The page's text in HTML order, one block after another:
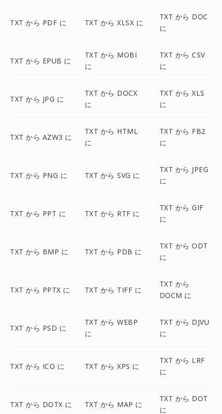
TXT から PDF に TXT から XLSX に
TXT から DOC
に
TXT から EPUB に
TXT から MOBI
に
TXT から CSV
に
TXT から JPG に
TXT から DOCX
に
TXT から XLS
に
TXT から AZW3 に
TXT から HTML
に
TXT から FB2
に
TXT から PNG に TXT から SVG に
TXT から JPEG
に
TXT から PPT に TXT から RTF に
TXT から GIF
に
TXT から BMP に TXT から PDB に
TXT から ODT
に
TXT から PPTX に TXT から TIFF に
TXT から
DOCM に
TXT から PSD に
TXT から WEBP
に
TXT から DJVU
に
TXT から ICO に TXT から XPS に
TXT から LRF
に
TXT から DOTX に TXT から MAP に
TXT から DOT
に